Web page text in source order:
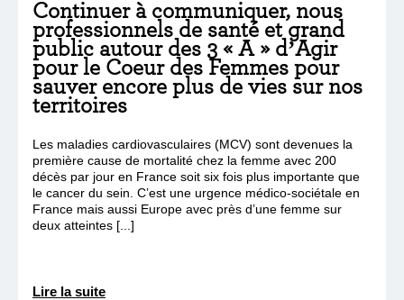
Continuer à communiquer, nous
professionnels de santé et grand
public autour des 3 « A » d’Agir
pour le Coeur des Femmes pour
sauver encore plus de vies sur nos
territoires
Les maladies cardiovasculaires (MCV) sont devenues la
première cause de mortalité chez la femme avec 200
décès par jour en France soit six fois plus importante que
le cancer du sein. C’est une urgence médico-sociétale en
France mais aussi Europe avec près d’une femme sur
deux atteintes [...]
Lire la suite